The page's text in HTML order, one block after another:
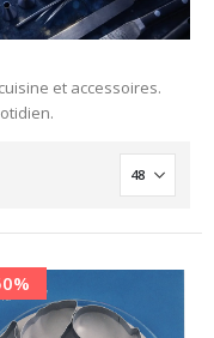
et accessoires.